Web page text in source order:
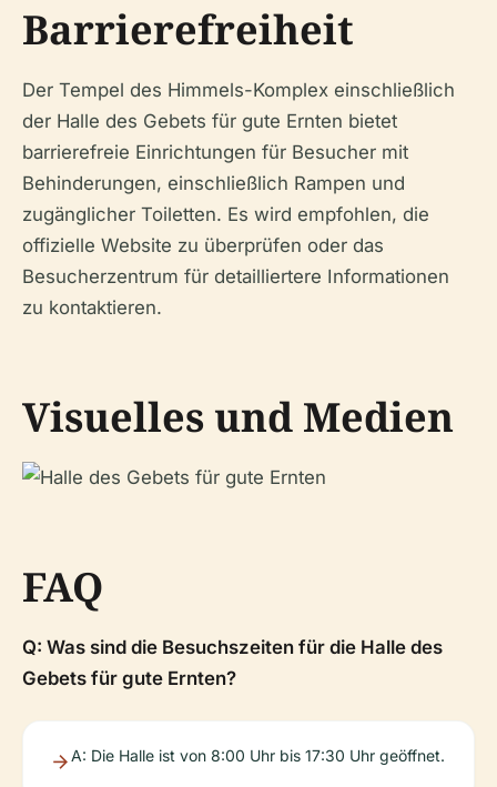
Barrierefreiheit
Der Tempel des Himmels-Komplex einschließlich
der Halle des Gebets für gute Ernten bietet
barrierefreie Einrichtungen für Besucher mit
Behinderungen, einschließlich Rampen und
zugänglicher Toiletten. Es wird empfohlen, die
offizielle Website zu überprüfen oder das
Besucherzentrum für detailliertere Informationen
zu kontaktieren.
Visuelles und Medien
FAQ
Q: Was sind die Besuchszeiten für die Halle des
Gebets für gute Ernten?
A: Die Halle ist von 8:00 Uhr bis 17:30 Uhr geöffnet.